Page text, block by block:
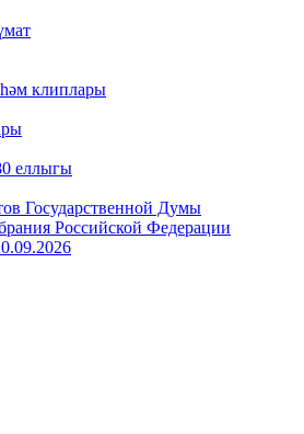
клиплары
еллыгы
Государственной Думы
Российской Федерации